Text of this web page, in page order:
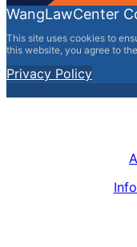
WangLawCenter
This site uses cookies to
this website, you agree to
Privacy Policy